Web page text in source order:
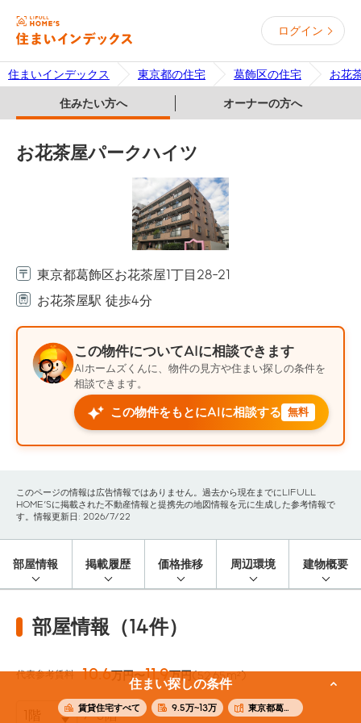
ログイン
住まいインデックス 東京都の住宅 葛飾区の住宅 お花
住みたい方へ オーナーの方へ
住まい探しの条件
賃貸住宅すべて 9.5万~13万 東京都葛飾区
お花茶屋パークハイツ
東京都葛飾区お花茶屋1丁目28-21
お花茶屋駅 徒歩4分
この物件についてAIに相談できます
AIホームズくんに、物件の見方や住まい探しの条件を
相談できます。
この物件をもとにAIに相談する 無料
このページの情報は広告情報ではありません。過去から現在までにLIFULL
HOME'Sに掲載された不動産情報と提携先の地図情報を元に生成した参考情報で
す。情報更新日: 2026/7/22
部屋情報 掲載履歴 価格推移 周辺環境 建物概要
部屋情報（14件）
代表参考賃料 10.6万円〜11.9万円(52.65m²)
5階